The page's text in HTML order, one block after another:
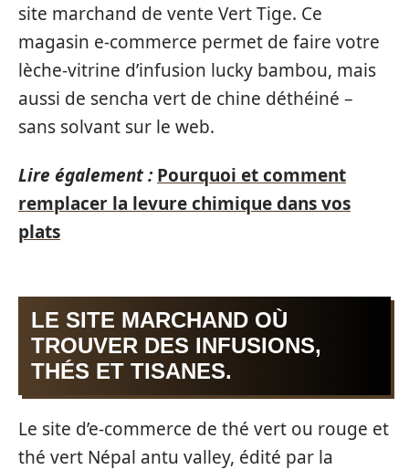
site marchand de vente Vert Tige. Ce
magasin e-commerce permet de faire votre
lèche-vitrine d’infusion lucky bambou, mais
aussi de sencha vert de chine déthéiné –
sans solvant sur le web.
Lire également : Pourquoi et comment
remplacer la levure chimique dans vos
plats
LE SITE MARCHAND OÙ
TROUVER DES INFUSIONS,
THÉS ET TISANES.
Le site d’e-commerce de thé vert ou rouge et
thé vert Népal antu valley, édité par la